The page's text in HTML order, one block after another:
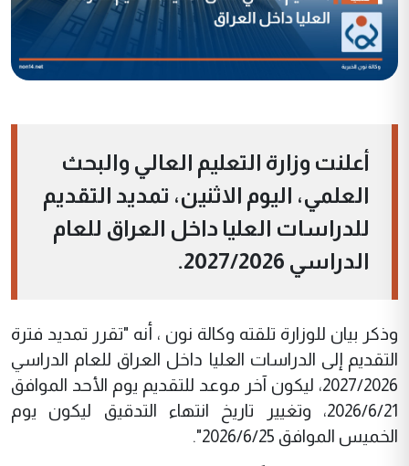
أعلنت وزارة التعليم العالي والبحث
العلمي، اليوم الاثنين، تمديد التقديم
للدراسات العليا داخل العراق للعام
الدراسي 2027/2026.
وذكر بيان للوزارة تلقته وكالة نون ، أنه "تقرر تمديد فترة
التقديم إلى الدراسات العليا داخل العراق للعام الدراسي
2027/2026، ليكون آخر موعد للتقديم يوم الأحد الموافق
2026/6/21، وتغيير تاريخ انتهاء التدقيق ليكون يوم
الخميس الموافق 2026/6/25".